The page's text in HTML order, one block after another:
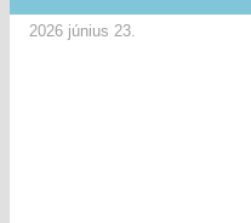
2026 június 23.